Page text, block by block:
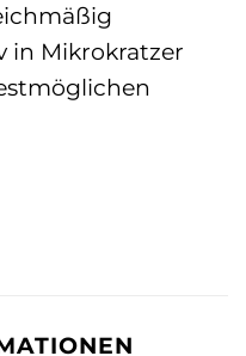
in Mikrokratzer